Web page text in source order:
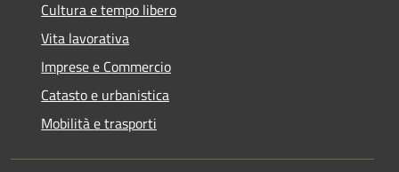
Cultura e tempo libero
Vita lavorativa
Imprese e Commercio
Catasto e urbanistica
Mobilità e trasporti